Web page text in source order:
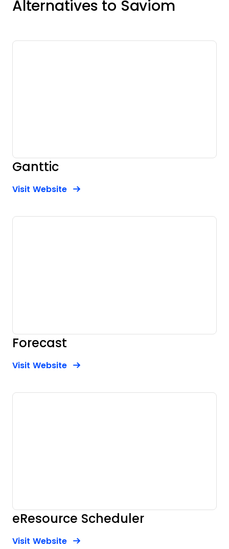
Alternatives to Saviom
Ganttic
Visit WebsiteOpens New Window
Forecast
Visit WebsiteOpens New Window
eResource Scheduler
Visit WebsiteOpens New Window